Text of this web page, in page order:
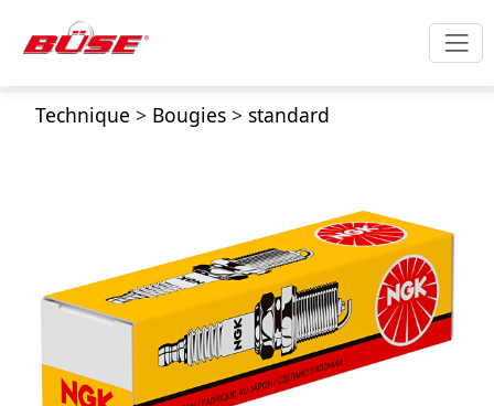
Technique > Bougies> standard